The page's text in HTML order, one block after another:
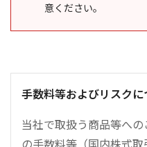
意ください。
手数料等およびリスクに
当社で取扱う商品等へ